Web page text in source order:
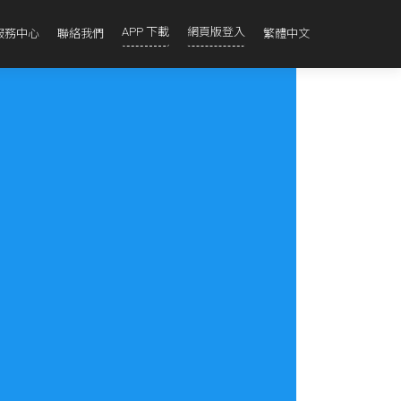
務中心 聯絡我們 APP 下載 網頁版登入 繁體中文